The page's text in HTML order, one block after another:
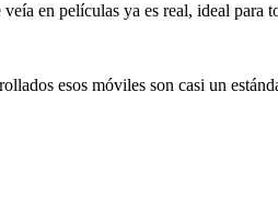
en películas ya es real, ideal para
esos móviles son casi un